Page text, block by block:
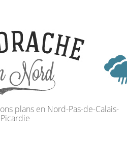
plans en Nord-Pas-de-Calais-
Picardie